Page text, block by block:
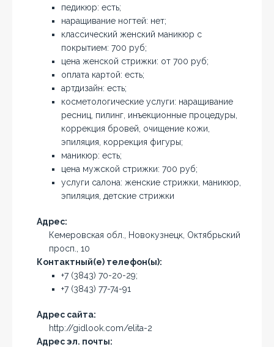
педикюр: есть;
наращивание ногтей: нет;
классический женский маникюр с
покрытием: 700 руб;
цена женской стрижки: от 700 руб;
оплата картой: есть;
артдизайн: есть;
косметологические услуги: наращивание
ресниц, пилинг, инъекционные процедуры,
коррекция бровей, очищение кожи,
эпиляция, коррекция фигуры;
маникюр: есть;
цена мужской стрижки: 700 руб;
услуги салона: женские стрижки, маникюр,
эпиляция, детские стрижки
Адрес:
Кемеровская обл., Новокузнецк, Октябрьский
просп., 10
Контактный(е) телефон(ы):
+7 (3843) 70-20-29;
+7 (3843) 77-74-91
Адрес сайта:
http://gidlook.com/elita-2
Адрес эл. почты: